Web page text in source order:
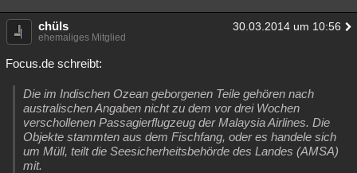
chüls 30.03.2014 um 10:56
ehemaliges Mitglied
Focus.de schreibt:
Die im Indischen Ozean geborgenen Teile gehören nach
australischen Angaben nicht zu dem vor drei Wochen
verschollenen Passagierflugzeug der Malaysia Airlines. Die
Objekte stammten aus dem Fischfang, oder es handele sich
um Müll, teilt die Seesicherheitsbehörde des Landes (AMSA)
mit.